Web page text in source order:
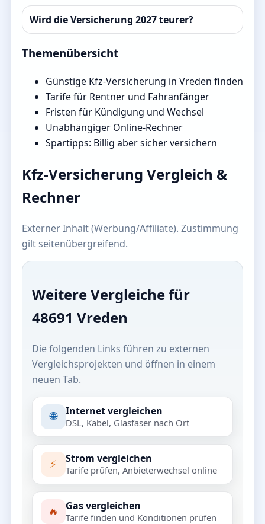
Wird die Versicherung 2027 teurer?
Themenübersicht
Günstige Kfz-Versicherung in Vreden finden
Tarife für Rentner und Fahranfänger
Fristen für Kündigung und Wechsel
Unabhängiger Online-Rechner
Spartipps: Billig aber sicher versichern
Kfz-Versicherung Vergleich &
Rechner
Externer Inhalt (Werbung/Affiliate). Zustimmung
gilt seitenübergreifend.
Weitere Vergleiche für
48691 Vreden
Die folgenden Links führen zu externen
Vergleichsprojekten und öffnen in einem
neuen Tab.
🌐 Internet vergleichen
DSL, Kabel, Glasfaser nach Ort
⚡ Strom vergleichen
Tarife prüfen, Anbieterwechsel online
🔥 Gas vergleichen
Tarife finden und Konditionen prüfen